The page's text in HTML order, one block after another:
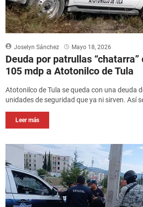
Joselyn Sánchez Mayo 18, 2026
Deuda por patrullas
105 mdp a Atotonilco de Tula
Atotonilco de Tula se queda con una deuda
unidades de seguridad que ya ni sirven. Así
Leer más